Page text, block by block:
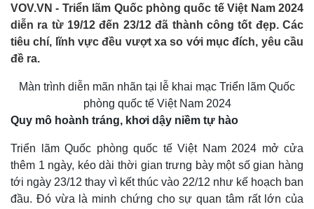
Chính trị
Đảng
Tổ chức nhân sự
Quốc hội
Xã hội
Tin 24h
Dự báo thời tiết
Việc làm
Biển đảo
VOV.VN - Triển lãm Quốc phòng quốc tế Việt Nam 2024
diễn ra từ 19/12 đến 23/12 đã thành công tốt đẹp. Các
tiêu chí, lĩnh vực đều vượt xa so với mục đích, yêu cầu
đề ra.
Màn trình diễn mãn nhãn tại lễ khai mạc Triển lãm Quốc
phòng quốc tế Việt Nam 2024
Quy mô hoành tráng, khơi dậy niềm tự hào
Triển lãm Quốc phòng quốc tế Việt Nam 2024 mở cửa
thêm 1 ngày, kéo dài thời gian trưng bày một số gian hàng
tới ngày 23/12 thay vì kết thúc vào 22/12 như kế hoạch ban
đầu. Đó vừa là minh chứng cho sự quan tâm rất lớn của